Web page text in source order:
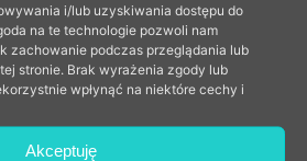
i/lub uzyskiwania dostępu do
na te technologie pozwoli nam
zachowanie podczas przeglądania lub
stronie. Brak wyrażenia zgody lub
wpłynąć na niektóre cechy i
Akceptuję